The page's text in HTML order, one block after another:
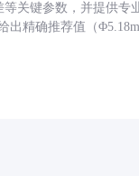
关键参数，并提供专
出精确推荐值（